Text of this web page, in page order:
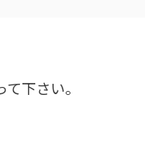
下さい。